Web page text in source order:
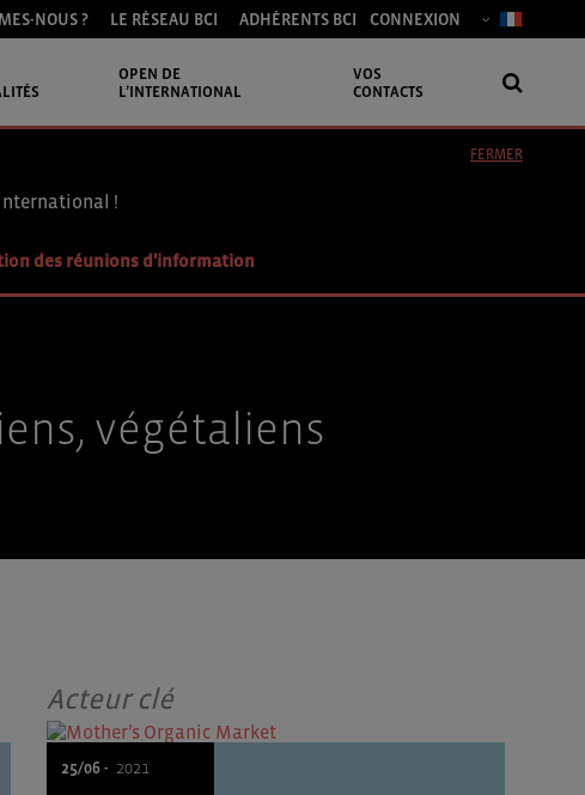
NOUS ? LE RÉSEAU BCI ADHÉRENTS BCI CONNEXION
OPEN DE
L’INTERNATIONAL
VOS
CONTACTS
!
des réunions d'information
FERMER
végétaliens
Acteur clé
25/06 - 2021